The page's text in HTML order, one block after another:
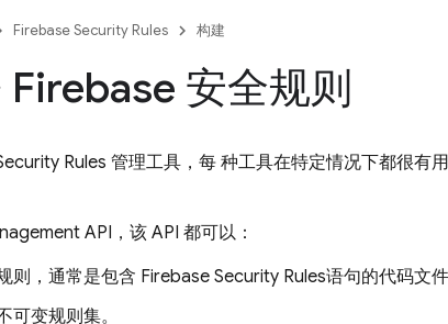
Firebase Security Rules 构建
安全规则
Rules 管理工具，每 种工具在特定情况下都很有
API，该 API 都可以：
则，通常是包含 Firebase Security Rules语句的代码文件
可变规则集。